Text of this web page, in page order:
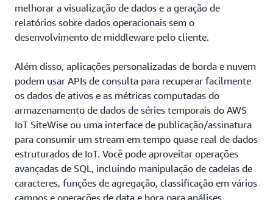
melhorar a visualização de dados e a geração de
relatórios sobre dados operacionais sem o
desenvolvimento de middleware pelo cliente.
Além disso, aplicações personalizadas de borda e nuvem
podem usar APIs de consulta para recuperar facilmente
os dados de ativos e as métricas computadas do
armazenamento de dados de séries temporais do AWS
IoT SiteWise ou uma interface de publicação/assinatura
para consumir um stream em tempo quase real de dados
estruturados de IoT. Você pode aproveitar operações
avançadas de SQL, incluindo manipulação de cadeias de
caracteres, funções de agregação, classificação em vários
campos e operações de data e hora para análises